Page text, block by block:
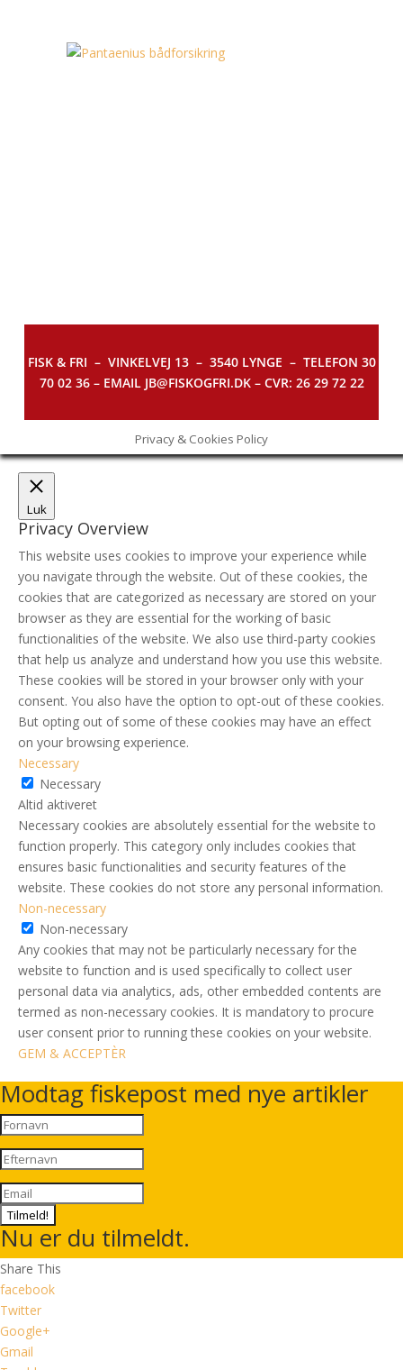
FISK & FRI – VINKELVEJ 13 – 3540 LYNGE – TELEFON 30
70 02 36 – EMAIL JB@FISKOGFRI.DK – CVR: 26 29 72 22
Privacy & Cookies Policy
Luk
Privacy Overview
This website uses cookies to improve your experience while
you navigate through the website. Out of these cookies, the
cookies that are categorized as necessary are stored on your
browser as they are essential for the working of basic
functionalities of the website. We also use third-party cookies
that help us analyze and understand how you use this website.
These cookies will be stored in your browser only with your
consent. You also have the option to opt-out of these cookies.
But opting out of some of these cookies may have an effect
on your browsing experience.
Necessary
Necessary
Altid aktiveret
Necessary cookies are absolutely essential for the website to
function properly. This category only includes cookies that
ensures basic functionalities and security features of the
website. These cookies do not store any personal information.
Non-necessary
Non-necessary
Any cookies that may not be particularly necessary for the
website to function and is used specifically to collect user
personal data via analytics, ads, other embedded contents are
termed as non-necessary cookies. It is mandatory to procure
user consent prior to running these cookies on your website.
GEM & ACCEPTÈR
Modtag fiskepost med nye artikler
Tilmeld!
Nu er du tilmeldt.
Share This
facebook
Twitter
Google+
Gmail